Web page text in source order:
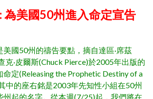
為美國50州進入命定宣告
美國50州的禱告要點，摘自達區·席茲
克·皮爾斯(Chuck Pierce)於2005年出版的
命定(Releasing the Prophetic Destiny of a
中的座右銘是2003年先知性小組在50州
州起的名字。從本週(7/25)起，我們將在